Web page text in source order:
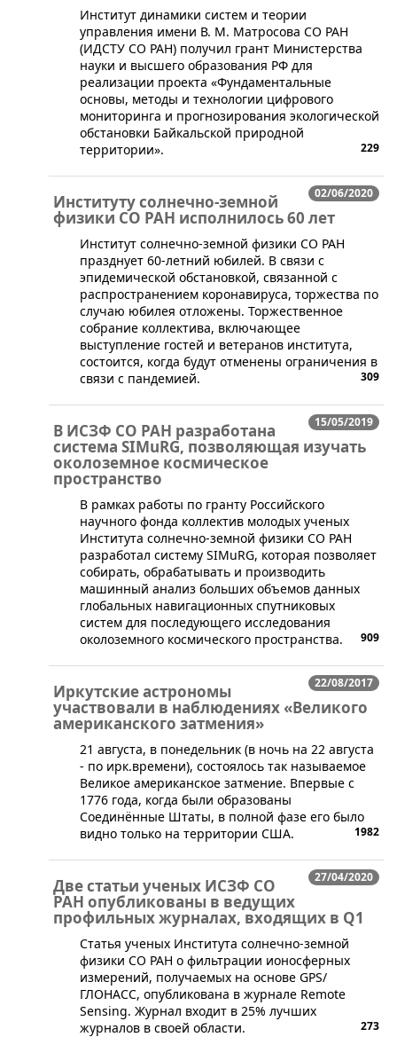
​​Институт динамики систем и теории
управления имени В. М. Матросова СО РАН
(ИДСТУ СО РАН) получил грант Министерства
науки и высшего образования РФ для
реализации проекта «Фундаментальные
основы, методы и технологии цифрового
мониторинга и прогнозирования экологической
обстановки Байкальской природной
территории».
229
02/06/2020
Институту солнечно-земной
физики СО РАН исполнилось 60 лет
Институт солнечно-земной физики СО РАН
празднует 60-летний юбилей. В связи с
эпидемической обстановкой, связанной с
распространением коронавируса, торжества по
случаю юбилея отложены. Торжественное
собрание коллектива, включающее
выступление гостей и ветеранов института,
состоится, когда будут отменены ограничения в
связи с пандемией.
309
15/05/2019
В ИСЗФ СО РАН разработана
система SIMuRG, позволяющая изучать
околоземное космическое
пространство
​В рамках работы по гранту Российского
научного фонда коллектив молодых ученых
Института солнечно-земной физики СО РАН
разработал систему SIMuRG, которая позволяет
собирать, обрабатывать и производить
машинный анализ больших объемов данных
глобальных навигационных спутниковых
систем для последующего исследования
околоземного космического пространства.
909
22/08/2017
Иркутские астрономы
участвовали в наблюдениях «Великого
американского затмения»
21 августа, в понедельник (в ночь на 22 августа
- по ирк.времени), состоялось так называемое
Великое американское затмение. Впервые с
1776 года, когда были образованы
Соединённые Штаты, в полной фазе его было
видно только на территории США.
1982
27/04/2020
Две статьи ученых ИСЗФ СО
РАН опубликованы в ведущих
профильных журналах, входящих в Q1
​Статья ученых Института солнечно-земной
физики СО РАН о фильтрации ионосферных
измерений, получаемых на основе GPS/
ГЛОНАСС, опубликована в журнале Remote
Sensing. Журнал входит в 25% лучших
журналов в своей области.
273